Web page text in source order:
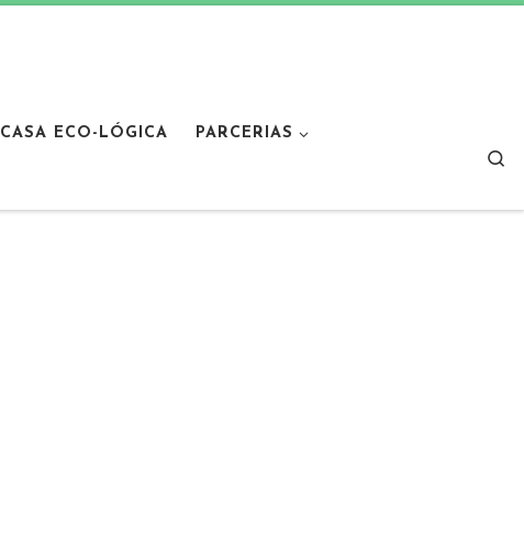
CASA ECO-LÓGICA PARCERIAS